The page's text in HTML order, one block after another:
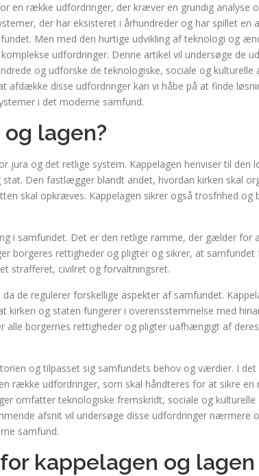
en række udfordringer, der kræver en grundig analyse
der har eksisteret i århundreder og har spillet en
Men med den hurtige udvikling af teknologi og
udfordringer. Denne artikel vil undersøge de
og udforske de teknologiske, sociale og kulturelle
afdække disse udfordringer kan vi håbe på at finde
i det moderne samfund.
lagen?
jura og det retlige system. Kappelagen henviser til den
Den fastlægger blandt andet, hvordan kirken skal
skal opkræves. Kappelagen sikrer også trosfrihed og
i samfundet. Det er den retlige ramme, der gælder for
borgeres rettigheder og pligter og sikrer, at samfundet
strafferet, civilret og forvaltningsret.
de regulerer forskellige aspekter af samfundet.
og staten fungerer i overensstemmelse med
alle borgernes rettigheder og pligter uafhængigt af
og tilpasset sig samfundets behov og værdier. I det
række udfordringer, som skal håndteres for at sikre
omfatter teknologiske fremskridt, sociale og
afsnit vil undersøge disse udfordringer nærmere
samfund.
kappelagen og lagen